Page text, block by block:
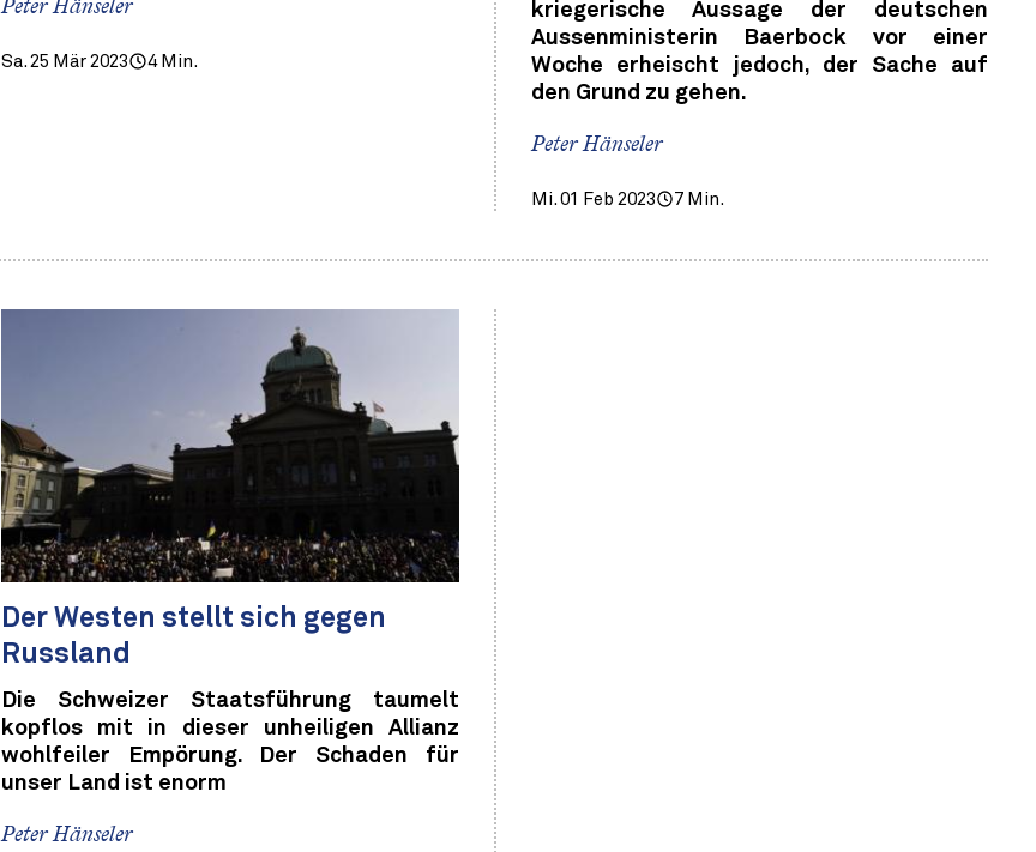
Peter Hänseler
Sa. 25 Mär 2023 4 Min.
kriegerische Aussage der deutschen
Aussenministerin Baerbock vor einer
Woche erheischt jedoch, der Sache auf
den Grund zu gehen.
Peter Hänseler
Mi. 01 Feb 2023 7 Min.
Der Westen stellt sich gegen
Russland
Die Schweizer Staatsführung taumelt
kopflos mit in dieser unheiligen Allianz
wohlfeiler Empörung. Der Schaden für
unser Land ist enorm
Peter Hänseler